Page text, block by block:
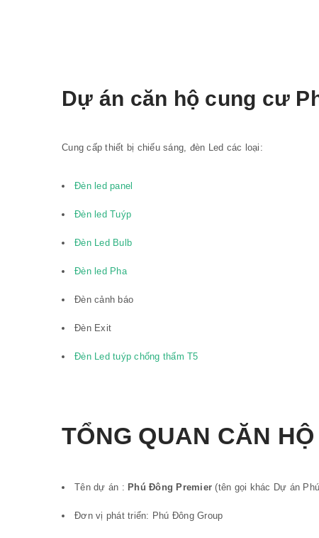
Dự án căn hộ cung cư
Cung cấp thiết bị chiếu sáng, đèn Led các loại:
Đèn led panel
Đèn led Tuýp
Đèn Led Bulb
Đèn led Pha
Đèn cảnh báo
Đèn Exit
Đèn Led tuýp chống thấm T5
TỔNG QUAN CĂN
Tên dự án : Phú Đông Premier (tên gọi khác Dự án
Đơn vị phát triển: Phú Đông Group